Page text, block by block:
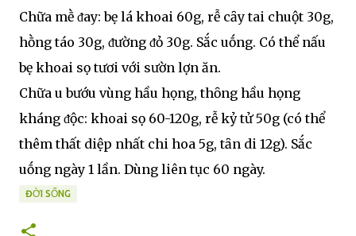
Chữa mḕ ᵭay: bẹ lá khoai 60g, rễ cȃy tai chuột 30g,
hṑng táo 30g, ᵭường ᵭỏ 30g. Sắc uṓng. Có thể nấu
bẹ khoai sọ tươi với sườn lợn ăn.
Chữa u bướu vùng hầu họng, thȏng hầu họng
kháng ᵭộc: khoai sọ 60-120g, rễ kỷ tử 50g (có thể
thêm thất diệp nhất chi hoa 5g, tȃn di 12g). Sắc
uṓng ngày 1 lần. Dùng liên tục 60 ngày.
ĐỜI SỐNG